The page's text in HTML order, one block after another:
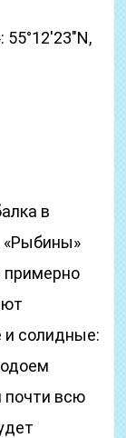
в
«Рыбины»
примерно
и солидные:
почти всю